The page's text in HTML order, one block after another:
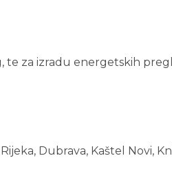
te za izradu energetskih
Dubrava, Kaštel Novi,